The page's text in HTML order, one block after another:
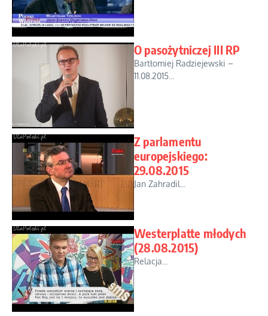
O pasożytniczej III RP
Bartłomiej Radziejewski –
11.08.2015...
Z parlamentu
europejskiego:
29.08.2015
Jan Zahradil...
Westerplatte młodych
(28.08.2015)
Relacja...